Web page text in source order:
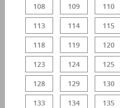
108 109 110
113 114 115
118 119 120
123 124 125
128 129 130
133 134 135